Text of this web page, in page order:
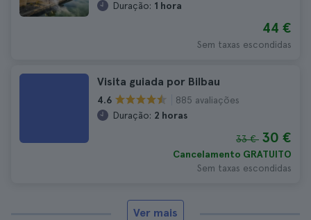
Duração: 1 hora
44 €
Sem taxas escondidas
Visita guiada por Bilbau
4.6
885 avaliações
Duração: 2 horas
33 € 30 €
Cancelamento GRATUITO
Sem taxas escondidas
Ver mais